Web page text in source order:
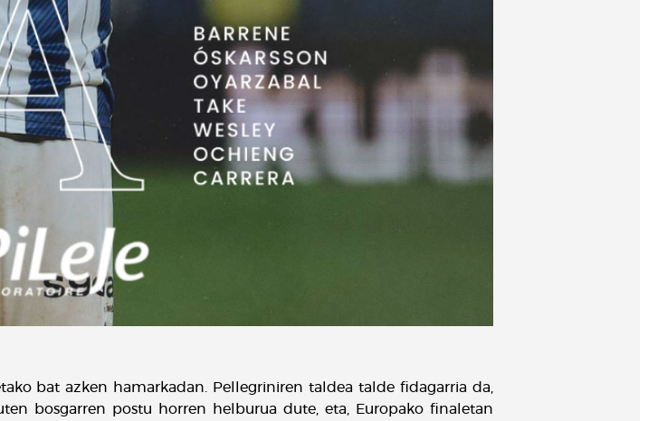
bat azken hamarkadan. Pellegriniren taldea talde fidagarria da,
bosgarren postu horren helburua dute, eta, Europako finaletan